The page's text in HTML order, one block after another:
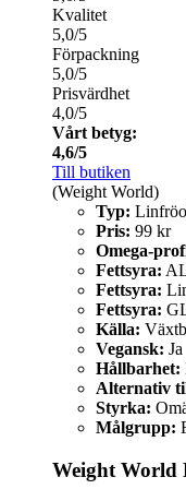
Kvalitet
5,0/5
Förpackning
5,0/5
Prisvärdhet
4,0/5
Vårt betyg:
4,6/5
Till butiken
(Weight World)
Typ:
Pris: 99 kr
Omega-
Fettsyra:
Fettsyra:
Fettsyra:
Källa:
Vegansk: Ja
Hållbarhet:
Alternativ
Styrka:
Målgrupp:
Weight